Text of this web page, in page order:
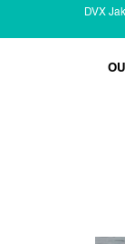
DVX